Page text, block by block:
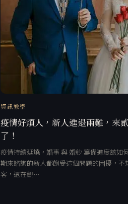
資訊教學
疫情好煩人，新人進退兩難，來
了！
疫情持續延燒，婚事 與 婚紗 籌備進度該如
期來諮詢的新人都飽受這個問題的困擾，不
客，還在觀…